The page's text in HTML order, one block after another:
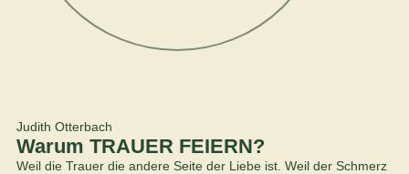
Judith Otterbach
Warum TRAUER FEIERN?
Weil die Trauer die andere Seite der Liebe ist. Weil der Schmerz